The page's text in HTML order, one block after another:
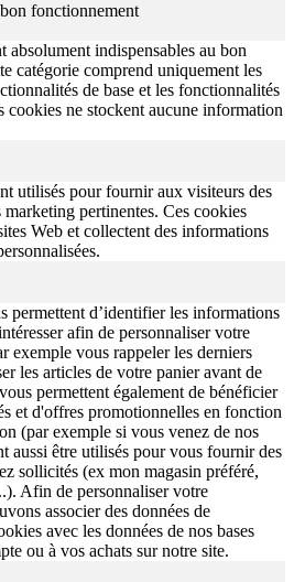
fonctionnement
absolument indispensables au bon
catégorie comprend uniquement les
de base et les fonctionnalités
cookies ne stockent aucune information
utilisés pour fournir aux visiteurs des
pertinentes. Ces cookies
Web et collectent des informations
permettent d’identifier les informations
afin de personnaliser votre
exemple vous rappeler les derniers
les articles de votre panier avant de
permettent également de bénéficier
et d'offres promotionnelles en fonction
(par exemple si vous venez de nos
aussi être utilisés pour vous fournir des
sollicités (ex mon magasin préféré,
Afin de personnaliser votre
associer des données de
avec les données de nos bases
ou à vos achats sur notre site.